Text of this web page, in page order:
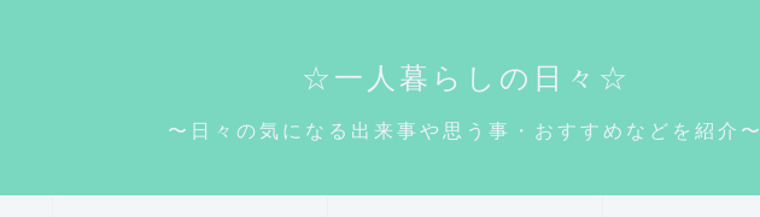
☆一人暮らしの日々☆
〜日々の気になる出来事や思う事・おすすめなどを紹介〜